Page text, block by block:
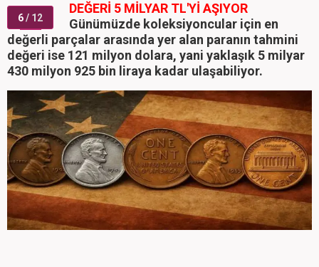
6/ 12
DEĞERİ 5 MİLYAR TL'Yİ AŞIYOR
Günümüzde koleksiyoncular için en
değerli parçalar arasında yer alan paranın tahmini
değeri ise 121 milyon dolara, yani yaklaşık 5 milyar
430 milyon 925 bin liraya kadar ulaşabiliyor.